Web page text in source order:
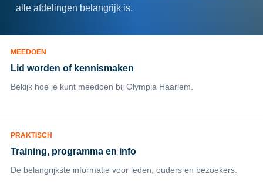
alle afdelingen belangrijk is.
MEEDOEN
Lid worden of kennismaken
Bekijk hoe je kunt meedoen bij Olympia Haarlem.
PRAKTISCH
Training, programma en info
De belangrijkste informatie voor leden, ouders en bezoekers.